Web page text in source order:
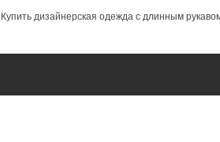
Купить дизайнерская одежда с длинным